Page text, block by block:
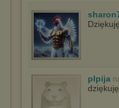
plpija
dziękuję